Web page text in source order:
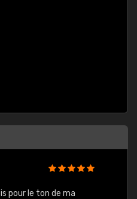
pour le ton de ma